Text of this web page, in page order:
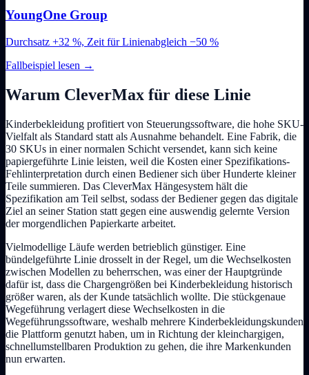
YoungOne Group
Durchsatz +32 %, Zeit für Linienabgleich −50 %
Fallbeispiel lesen →
Warum CleverMax für diese Linie
Kinderbekleidung profitiert von Steuerungssoftware, die hohe SKU-
Vielfalt als Standard statt als Ausnahme behandelt. Eine Fabrik, die
30 SKUs in einer normalen Schicht versendet, kann sich keine
papiergeführte Linie leisten, weil die Kosten einer Spezifikations-
Fehlinterpretation durch einen Bediener sich über Hunderte kleiner
Teile summieren. Das CleverMax Hängesystem hält die
Spezifikation am Teil selbst, sodass der Bediener gegen das digitale
Ziel an seiner Station statt gegen eine auswendig gelernte Version
der morgendlichen Papierkarte arbeitet.
Vielmodellige Läufe werden betrieblich günstiger. Eine
bündelgeführte Linie drosselt in der Regel, um die Wechselkosten
zwischen Modellen zu beherrschen, was einer der Hauptgründe
dafür ist, dass die Chargengrößen bei Kinderbekleidung historisch
größer waren, als der Kunde tatsächlich wollte. Die stückgenaue
Wegeführung verlagert diese Wechselkosten in die
Wegeführungssoftware, weshalb mehrere Kinderbekleidungskunden
die Plattform genutzt haben, um in Richtung der kleinchargigen,
schnellumstellbaren Produktion zu gehen, die ihre Markenkunden
nun erwarten.